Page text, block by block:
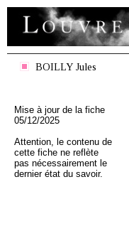
BOILLY Jules
Mise à jour de la fiche
05/12/2025
Attention, le contenu de
cette fiche ne reflète
pas nécessairement le
dernier état du savoir.